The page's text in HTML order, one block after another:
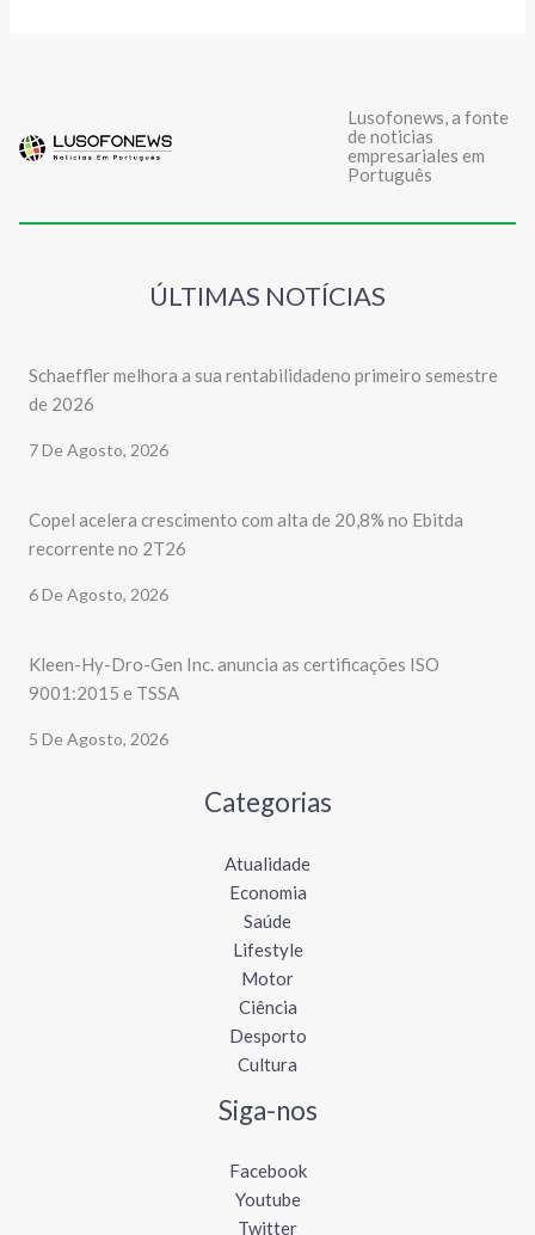
Lusofonews, a fonte
de noticias
empresariales em
Português
ÚLTIMAS NOTÍCIAS
Schaeffler melhora a sua rentabilidadeno primeiro semestre
de 2026
7 De Agosto, 2026
Copel acelera crescimento com alta de 20,8% no Ebitda
recorrente no 2T26
6 De Agosto, 2026
Kleen-Hy-Dro-Gen Inc. anuncia as certificações ISO
9001:2015 e TSSA
5 De Agosto, 2026
Categorias
Atualidade
Economia
Saúde
Lifestyle
Motor
Ciência
Desporto
Cultura
Siga-nos
Facebook
Youtube
Twitter